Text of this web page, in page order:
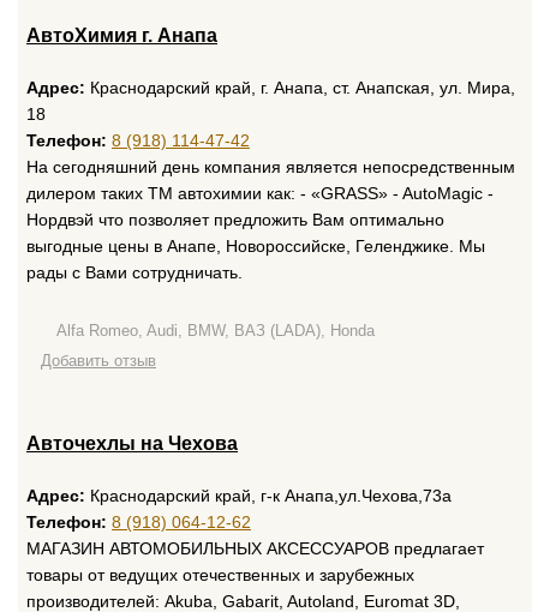
АвтоХимия г. Анапа
Адрес: Краснодарский край, г. Анапа, ст. Анапская, ул. Мира,
18
Телефон: 8 (918) 114-47-42
На сегодняшний день компания является непосредственным
дилером таких ТМ автохимии как: - «GRASS» - AutoMagic -
Нордвэй что позволяет предложить Вам оптимально
выгодные цены в Анапе, Новороссийске, Геленджике. Мы
рады с Вами сотрудничать.
Alfa Romeo, Audi, BMW, ВАЗ (LADA), Honda
Добавить отзыв
Авточехлы на Чехова
Адрес: Краснодарский край, г-к Анапа,ул.Чехова,73а
Телефон: 8 (918) 064-12-62
МАГАЗИН АВТОМОБИЛЬНЫХ АКСЕССУАРОВ предлагает
товары от ведущих отечественных и зарубежных
производителей: Akuba, Gabarit, Autoland, Euromat 3D,